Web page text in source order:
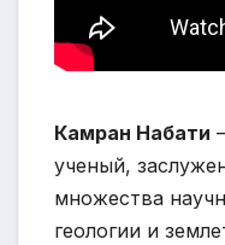
Камран Набати
ученый,
множества
геологии и